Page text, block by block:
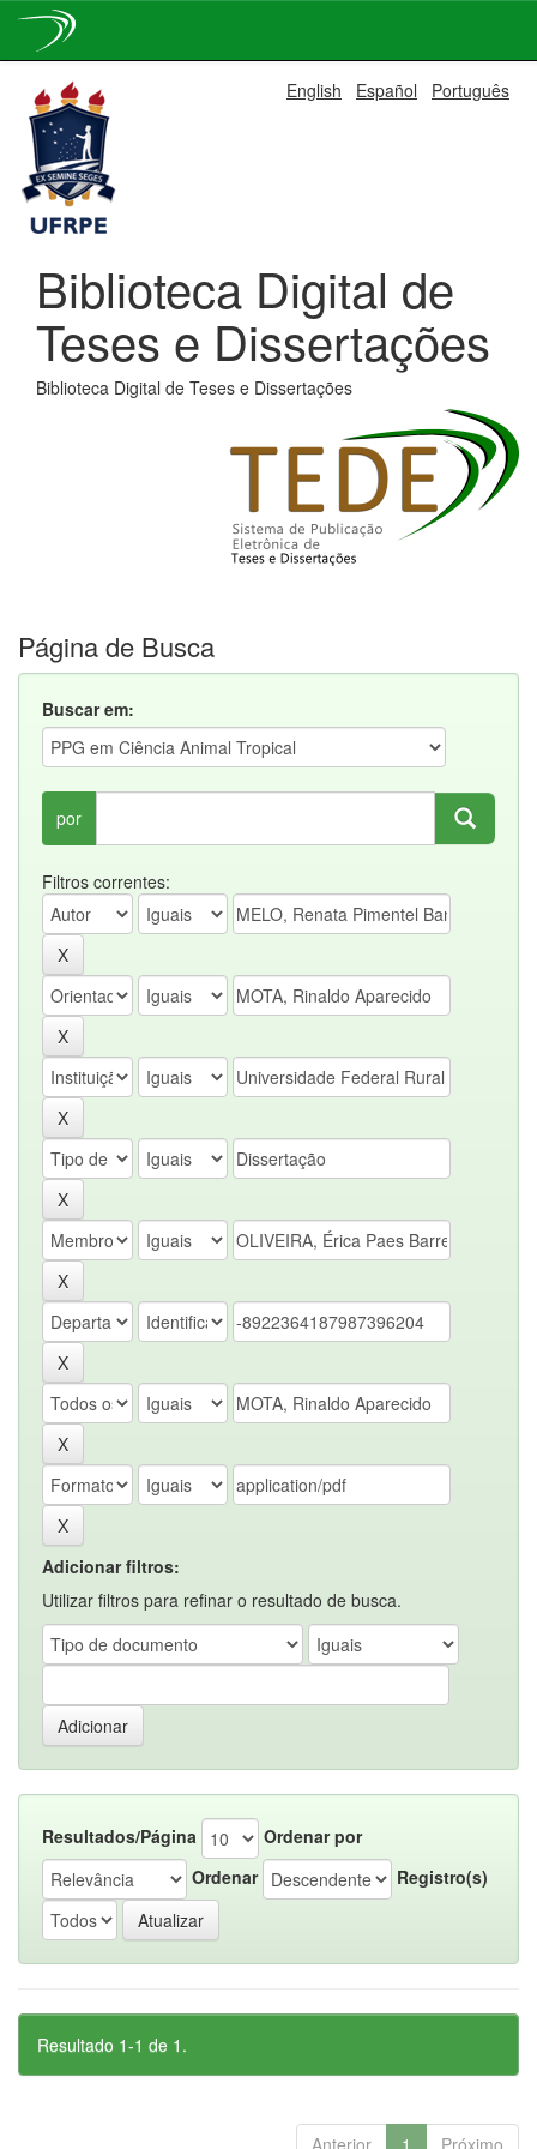
navigation
English Español Português
Biblioteca Digital de
Teses e Dissertações
Biblioteca Digital de Teses e Dissertações
Página de Busca
Buscar em:
por
Filtros correntes:
Adicionar filtros:
Utilizar filtros para refinar o resultado de busca.
Resultados/Página
Ordenar por
Ordenar
Registro(s)
Resultado 1-1 de 1.
Anterior 1 Próximo